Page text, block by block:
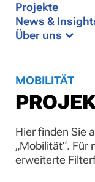
Projekte
News &
Über uns
MOBILITÄT
Hier finden Sie
„Mobilität“. Für
erweiterte